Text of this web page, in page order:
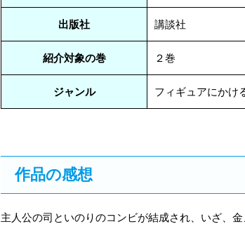
出版社 講談社
紹介対象の巻 ２巻
ジャンル フィギュアにかけ
作品の感想
主人公の司といのりのコンビが結成され、いざ、